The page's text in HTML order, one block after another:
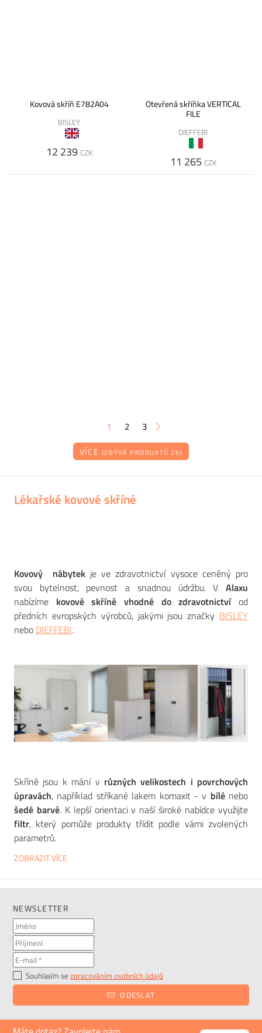
Kovová skříň E782A04
BISLEY
12 239 CZK
Otevřená skříňka VERTICAL
FILE
DIEFFEBI
11 265 CZK
1 2 3
VÍCE (ZBÝVÁ PRODUKTŮ 26)
Lékařské kovové skříně
Kovový nábytekje ve zdravotnictví vysoce ceněný pro
svou bytelnost, pevnost a snadnou údržbu. V Alaxu
nabízíme kovové skříně vhodné do zdravotnictvíod
předních evropských výrobců, jakými jsou značky BISLEY
nebo DIEFFEBI.
Skříně jsou k mání v různých velikostech i povrchových
úpravách, například stříkané lakem komaxit - v bílénebo
šedé barvě. K lepší orientaci v naší široké nabídce využijte
filtr, který pomůže produkty třídit podle vámi zvolených
parametrů.
ZOBRAZIT VÍCE
NEWSLETTER
Souhlasím se zpracováním osobních údajů
ODESLAT